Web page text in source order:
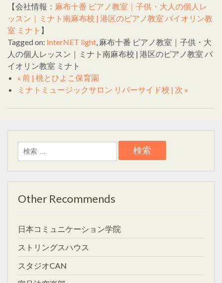
【会社情報： 麻布十番 ピアノ教室｜子供・大人の個人レ
ッスン｜ミナト南麻布校 | 港区のピアノ教室 バイオリン教
室 ミナト 】
Tagged on: InterNET light, 麻布十番 ピアノ教室｜子供・大
人の個人レッスン｜ミナト南麻布校 | 港区のピアノ教室 バ
イオリン教室 ミナト
« 前 | 桃とひよこ保育園
ミナトミュージックサロン リバーサイド校 | 次 »
検
索:
Other Recommends
日本コミュニケーション学院
ストリングスハウス
スタジオCAN